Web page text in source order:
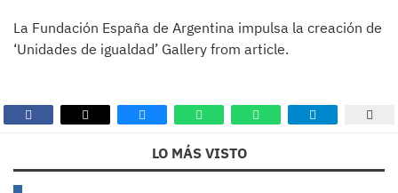
La Fundación España de Argentina impulsa la creación de
‘Unidades de igualdad’ Gallery from article.
LO MÁS VISTO